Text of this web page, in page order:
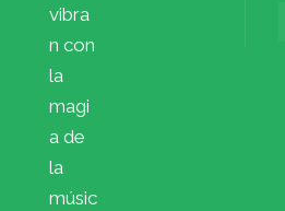
vibra
n con
la
magi
a de
la
músic